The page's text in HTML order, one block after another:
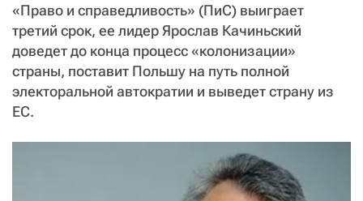
«Право и справедливость» (ПиС) выиграет
третий срок, ее лидер Ярослав Качиньский
доведет до конца процесс «колонизации»
страны, поставит Польшу на путь полной
электоральной автократии и выведет страну из
ЕС.